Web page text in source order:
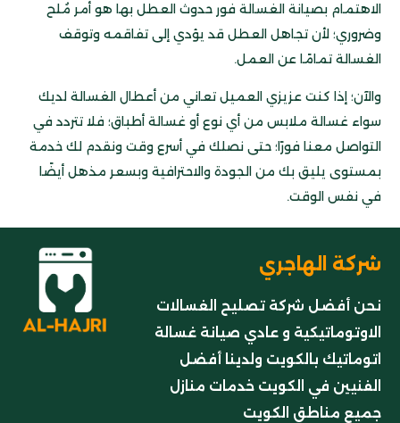
الاهتمام بصيانة الغسالة فور حدوث العطل بها هو أمر مُلح
وضروري؛ لأن تجاهل العطل قد يؤدي إلى تفاقمه وتوقف
الغسالة تمامًا عن العمل.
والآن؛ إذا كنت عزيزي العميل تعاني من أعطال الغسالة لديك
سواء غسالة ملابس من أي نوع أو غسالة أطباق؛ فلا تتردد في
التواصل معنا فورًا؛ حتى نصلك في أسرع وقت ونقدم لك خدمة
بمستوى يليق بك من الجودة والاحترافية وبسعر مذهل أيضًا
في نفس الوقت.
شركة الهاجري
نحن أفضل شركة تصليح الغسالات
الاوتوماتيكية و عادي صيانة غسالة
اتوماتيك بالكويت ولدينا أفضل
الفنيين في الكويت خدمات منازل
جميع مناطق الكويت